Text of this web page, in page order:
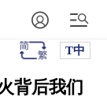
T中
背后我们